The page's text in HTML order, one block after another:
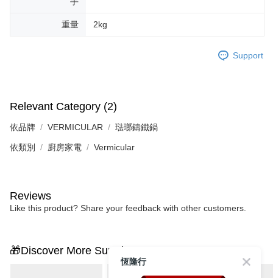
重量 2kg
Support
Relevant Category (2)
依品牌 VERMICULAR 琺瑯鑄鐵鍋
依類別 廚房家電 Vermicular
Reviews
Like this product? Share your feedback with other customers.
🎁Discover More Surprises
恆隆行